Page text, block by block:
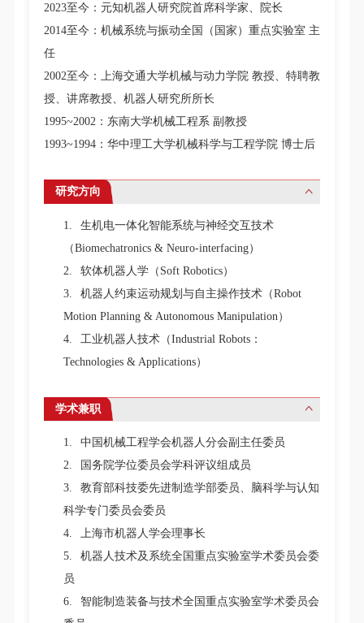
2023至今：元知机器人研究院首席科学家、院长
2014至今：机械系统与振动全国（国家）重点实验室 主
任
2002至今：上海交通大学机械与动力学院 教授、特聘教
授、讲席教授、机器人研究所所长
1995~2002：东南大学机械工程系 副教授
1993~1994：华中理工大学机械科学与工程学院 博士后
研究方向
1.
生机电一体化智能系统与神经交互技术
（Biomechatronics & Neuro-interfacing）
2.
软体机器人学（Soft Robotics）
3.
机器人约束运动规划与自主操作技术（Robot
Motion Planning & Autonomous Manipulation）
4.
工业机器人技术（Industrial Robots：
Technologies & Applications）
学术兼职
1.
中国机械工程学会机器人分会副主任委员
2.
国务院学位委员会学科评议组成员
3.
教育部科技委先进制造学部委员、脑科学与认知
科学专门委员会委员
4.
上海市机器人学会理事长
5.
机器人技术及系统全国重点实验室学术委员会委
员
6.
智能制造装备与技术全国重点实验室学术委员会